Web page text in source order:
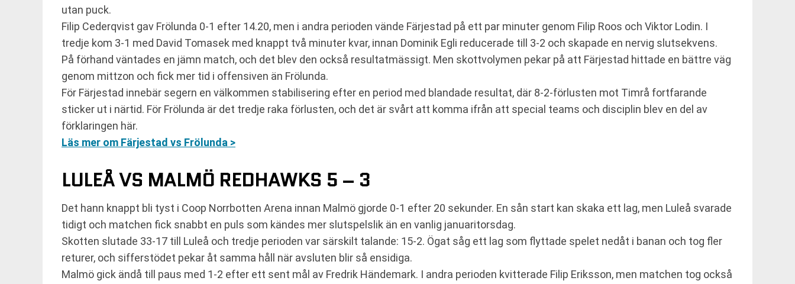
utan puck.
Filip Cederqvist gav Frölunda 0-1 efter 14.20, men i andra perioden vände Färjestad på ett par minuter genom Filip Roos och Viktor Lodin. I
tredje kom 3-1 med David Tomasek med knappt två minuter kvar, innan Dominik Egli reducerade till 3-2 och skapade en nervig slutsekvens.
På förhand väntades en jämn match, och det blev den också resultatmässigt. Men skottvolymen pekar på att Färjestad hittade en bättre väg
genom mittzon och fick mer tid i offensiven än Frölunda.
För Färjestad innebär segern en välkommen stabilisering efter en period med blandade resultat, där 8-2-förlusten mot Timrå fortfarande
sticker ut i närtid. För Frölunda är det tredje raka förlusten, och det är svårt att komma ifrån att special teams och disciplin blev en del av
förklaringen här.
Läs mer om Färjestad vs Frölunda >
LULEÅ VS MALMÖ REDHAWKS 5 – 3
Det hann knappt bli tyst i Coop Norrbotten Arena innan Malmö gjorde 0-1 efter 20 sekunder. En sån start kan skaka ett lag, men Luleå svarade
tidigt och matchen fick snabbt en puls som kändes mer slutspelslik än en vanlig januaritorsdag.
Skotten slutade 33-17 till Luleå och tredje perioden var särskilt talande: 15-2. Ögat såg ett lag som flyttade spelet nedåt i banan och tog fler
returer, och sifferstödet pekar åt samma håll när avsluten blir så ensidiga.
Malmö gick ändå till paus med 1-2 efter ett sent mål av Fredrik Händemark. I andra perioden kvitterade Filip Eriksson, men matchen tog också